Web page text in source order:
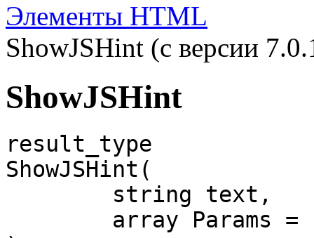
Элементы HTML
ShowJSHint (с версии
ShowJSHint
result_type
ShowJSHint(